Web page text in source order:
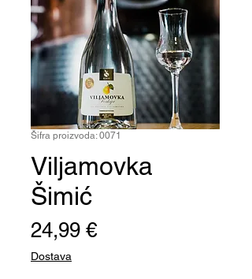
Šifra proizvoda: 0071
Viljamovka
Šimić
24,99 €Cijena
Dostava